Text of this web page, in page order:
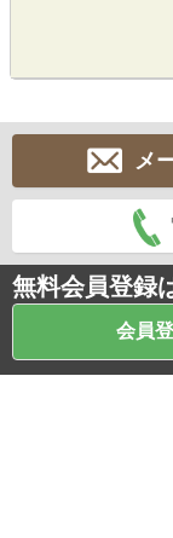
メ
無料会員登録
会員